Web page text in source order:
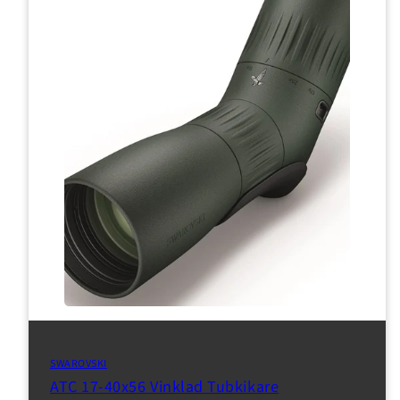
SWAROVSKI
ATC 17-40x56 Vinklad Tubkikare